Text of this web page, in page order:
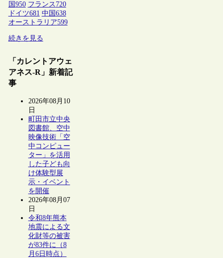
国 950 フランス 720
ドイツ681 中国 638
オーストラリア599
続きを見る
「カレントアウェ
アネス-R」新着記
事
2026年08月10
日
町田市立中央
図書館、空中
映像技術「空
中コンピュー
ター」を活用
した子ども向
け体験型展
示・イベント
を開催
2026年08月07
日
令和8年熊本
地震による文
化財等の被害
が83件に（8
月6日時点）